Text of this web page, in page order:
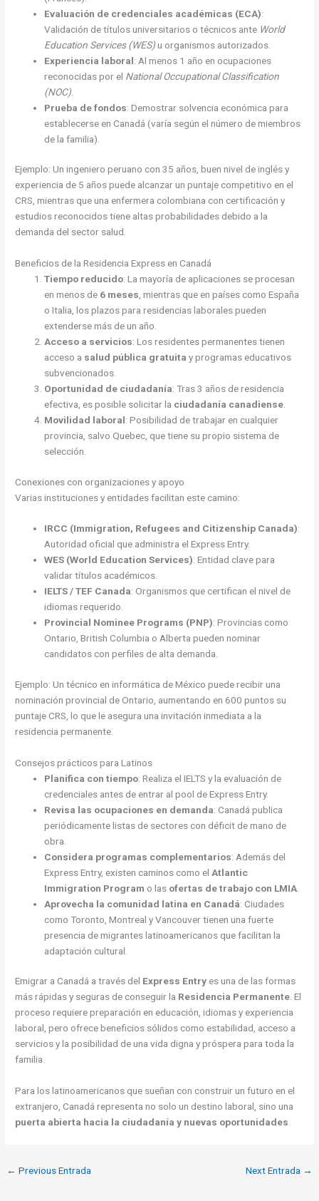
Evaluación de credenciales académicas (ECA):
Validación de títulos universitarios o técnicos ante World
Education Services (WES)u organismos autorizados.
Experiencia laboral: Al menos 1 año en ocupaciones
reconocidas por el National Occupational Classification
(NOC)
Prueba de fondos: Demostrar solvencia económica para
establecerse en Canadá (varía según el número de miembros
de la familia).
Ejemplo: Un ingeniero peruano con 35 años, buen nivel de inglés y
experiencia de 5 años puede alcanzar un puntaje competitivo en el
CRS, mientras que una enfermera colombiana con certificación y
estudios reconocidos tiene altas probabilidades debido a la
demanda del sector salud.
Beneficios de la Residencia Express en Canadá
Tiempo reducido: La mayoría de aplicaciones se procesan
en menos de 6 meses , mientras que en países como España
o Italia, los plazos para residencias laborales pueden
extenderse más de un año.
Acceso a servicios: Los residentes permanentes tienen
acceso a salud pública gratuita y programas educativos
subvencionados.
Oportunidad de ciudadanía: Tras 3 años de residencia
efectiva, es posible solicitar la ciudadanía canadiense
Movilidad laboral: Posibilidad de trabajar en cualquier
provincia, salvo Quebec, que tiene su propio sistema de
selección.
Conexiones con organizaciones y apoyo
Varias instituciones y entidades facilitan este camino:
IRCC (Immigration, Refugees and Citizenship Canada):
Autoridad oficial que administra el Express Entry.
WES (World Education Services): Entidad clave para
validar títulos académicos.
IELTS / TEF Canada: Organismos que certifican el nivel de
idiomas requerido.
Provincial Nominee Programs (PNP): Provincias como
Ontario, British Columbia o Alberta pueden nominar
candidatos con perfiles de alta demanda.
Ejemplo: Un técnico en informática de México puede recibir una
nominación provincial de Ontario, aumentando en 600 puntos su
puntaje CRS, lo que le asegura una invitación inmediata a la
residencia permanente.
Consejos prácticos para Latinos
Planifica con tiempo: Realiza el IELTS y la evaluación de
credenciales antes de entrar al pool de Express Entry.
Revisa las ocupaciones en demanda: Canadá publica
periódicamente listas de sectores con déficit de mano de
obra.
Considera programas complementarios: Además del
Express Entry, existen caminos como el Atlantic
Immigration Program o las ofertas de trabajo con LMIA
Aprovecha la comunidad latina en Canadá: Ciudades
como Toronto, Montreal y Vancouver tienen una fuerte
presencia de migrantes latinoamericanos que facilitan la
adaptación cultural.
Emigrar a Canadá a través del Express Entry es una de las formas
más rápidas y seguras de conseguir la Residencia Permanente. El
proceso requiere preparación en educación, idiomas y experiencia
laboral, pero ofrece beneficios sólidos como estabilidad, acceso a
servicios y la posibilidad de una vida digna y próspera para toda la
familia.
Para los latinoamericanos que sueñan con construir un futuro en el
extranjero, Canadá representa no solo un destino laboral, sino una
puerta abierta hacia la ciudadanía y nuevas oportunidades.
← Previous Entrada Next Entrada →